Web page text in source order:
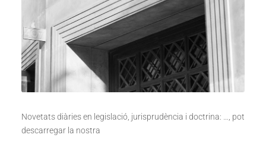
Novetats diàries en legislació, jurisprudència i doctrina: …, pot
descarregar la nostra